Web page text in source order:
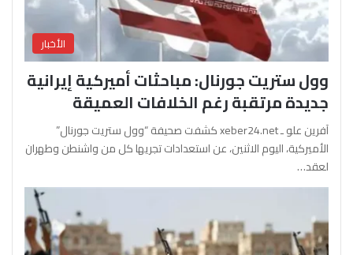
الأخبار
وول ستريت جورنال: مباحثات أميركية إيرانية
جديدة مرتقبة رغم الخلافات العميقة
آفرين علو ـ xeber24.net كشفت صحيفة “وول ستريت جورنال”
الأميركية، اليوم الاثنين، عن استعدادات تجريها كل من واشنطن وطهران
لعقد…